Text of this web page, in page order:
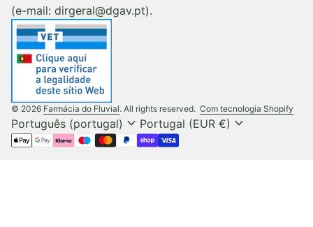
(e-mail: dirgeral@dgav.pt).
© 2026 Farmácia do Fluvial. All rights reserved. Com tecnologia Shopify
Português (portugal) expand_more Portugal (EUR €) expand_more
Métodos de pagamento